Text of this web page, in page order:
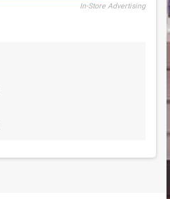
In-Store Advertising